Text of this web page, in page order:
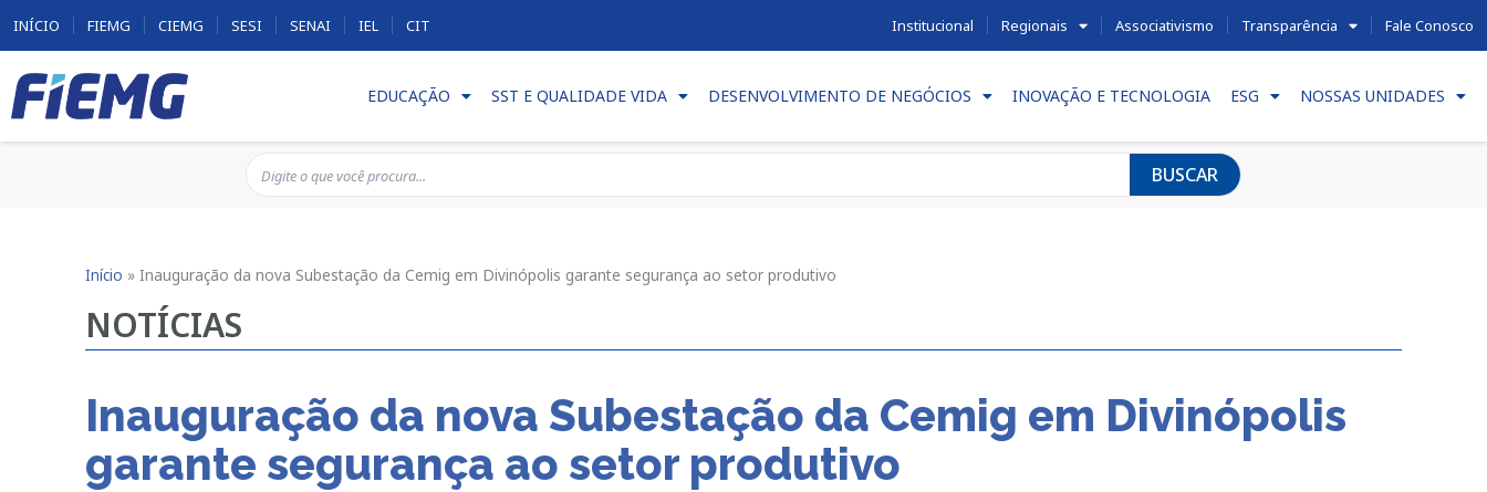
INÍCIO FIEMG CIEMG SESI SENAI IEL CIT Institucional Regionais Associativismo Transparência Fale Conosco
EDUCAÇÃO SST E QUALIDADE VIDA DESENVOLVIMENTO DE NEGÓCIOS INOVAÇÃO E TECNOLOGIA ESG NOSSAS UNIDADES
BUSCAR
Início »Inauguração da nova Subestação da Cemig em Divinópolis garante segurança ao setor produtivo
NOTÍCIAS
Inauguração da nova Subestação da Cemig em Divinópolis
garante segurança ao setor produtivo